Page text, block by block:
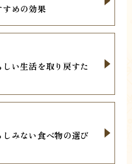
めの効果
い生活を取り戻すた
みない食べ物の選び